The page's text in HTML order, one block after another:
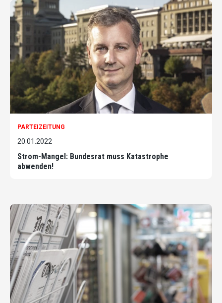
PARTEIZEITUNG
20.01.2022
Strom-Mangel: Bundesrat muss Katastrophe
abwenden!